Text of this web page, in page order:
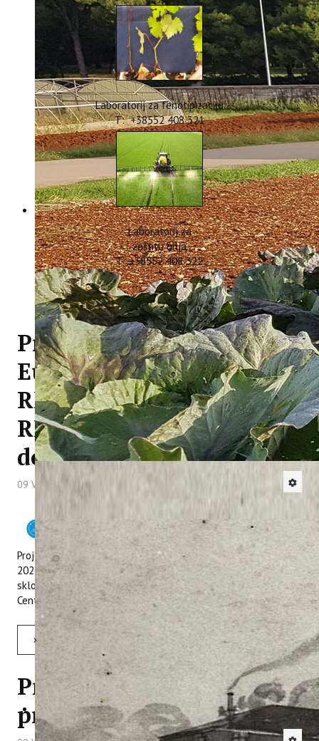
Laboratorij za fenotipizaciju
T: +38552 408 321
Laboratorij za
zaštitu bilja
T: +38552 408 322
Predstavljanje Interreg
Euro-MED projekta
REVIVE i web-platforme
REVIVE Istria na
događanju u Buzetu
09 Veljača 2026 Hitova: 980
ProjektInterreg Euro-MED REVIVE predstavljen je 3. veljače
2026. u Buzetu, na događanju koje je Grad Buzet organizirao u
sklopu projekta More than a Village, iz programa Interreg
Central Europe.
Opširnije: Predstavljanje Interreg Euro-MED projekta REVIVE i web-platforme REVIVE Istria na događanju u Buzetu
Pročitajte deseti bilten
projekta WASTEREDUCE